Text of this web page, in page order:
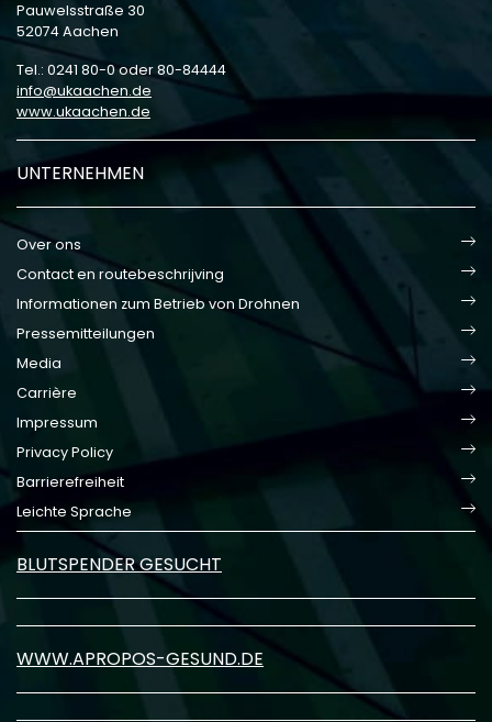
Pauwelsstraße 30
52074 Aachen
Tel.: 0241 80-0 oder 80-84444
info
ukaachen de
www.ukaachen.de
UNTERNEHMEN
Over ons
Contact en routebeschrijving
Informationen zum Betrieb von Drohnen
Pressemitteilungen
Media
Carrière
Impressum
Privacy Policy
Barrierefreiheit
Leichte Sprache
BLUTSPENDER GESUCHT
WWW.APROPOS-GESUND.DE